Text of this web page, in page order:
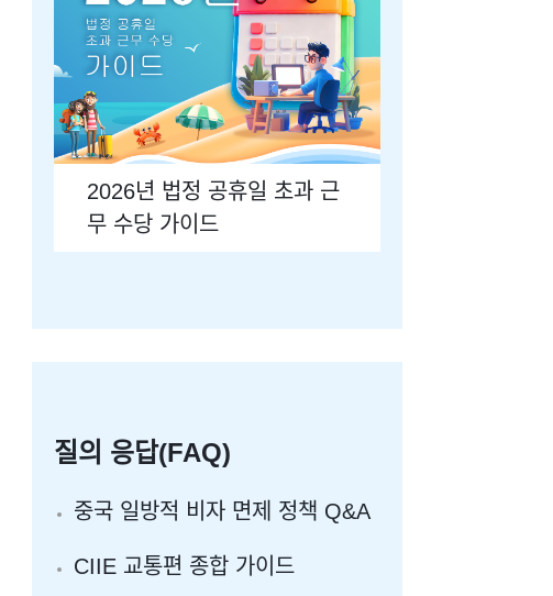
2026년 법정 공휴일 초과 근
무 수당 가이드
질의 응답(FAQ)
중국 일방적 비자 면제 정책 Q&A
CIIE 교통편 종합 가이드